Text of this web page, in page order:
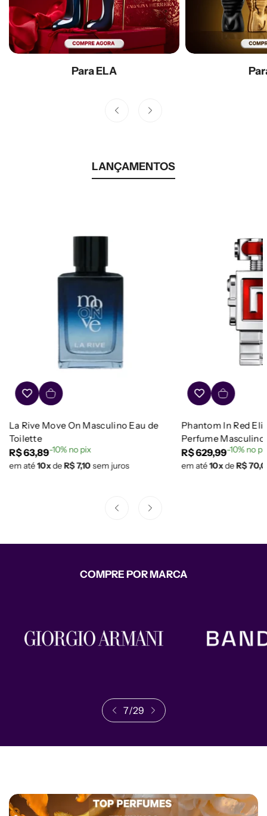
Para ELA
LANÇAMENTOS
La Rive Move On Masculino Eau de
Toilette
Preço
regular
R$ 63,89-10% no pix
em até10xdeR$ 7,10sem juros
Phantom In Red
Perfume
Preço
regular
R$ 629,99-10% no
em até10xdeR$
COMPRE POR MARCA
8/29